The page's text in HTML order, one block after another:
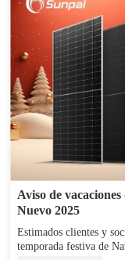
Aviso de
Nuevo 2025
Estimados clientes y socios, A medida que nos
temporada festiva de